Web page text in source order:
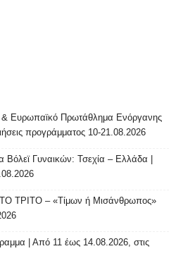
Ευρωπαϊκό Πρωτάθλημα Ενόργανης
προγράμματος 10-21.08.2026
Γυναικών: Τσεχία – Ελλάδα |
ΤΡΙΤΟ – «Τίμων ή Μισάνθρωπος»
| Από 11 έως 14.08.2026, στις